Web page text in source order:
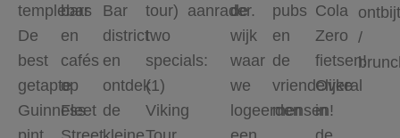
templebar
De
best
getapte
Guinness
bars
en
cafés
op
Fleet
Bar
district
en
ontdek
de
tour)
two
specials:
(1)
Viking
aanrader.
de
wijk
waar
we
logeerden
pubs
en
de
vriendelijke
mensen!
Cola
Zero
fietsen!
Overal
in
ontbijt
/